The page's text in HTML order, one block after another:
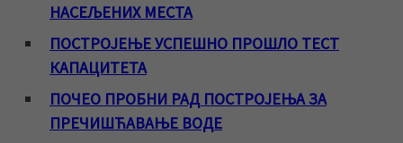
НАСЕЉЕНИХ МЕСТА
ПОСТРОЈЕЊЕ УСПЕШНО ПРОШЛО ТЕСТ
КАПАЦИТЕТА
ПОЧЕО ПРОБНИ РАД ПОСТРОЈЕЊА ЗА
ПРЕЧИШЋАВАЊЕ ВОДЕ